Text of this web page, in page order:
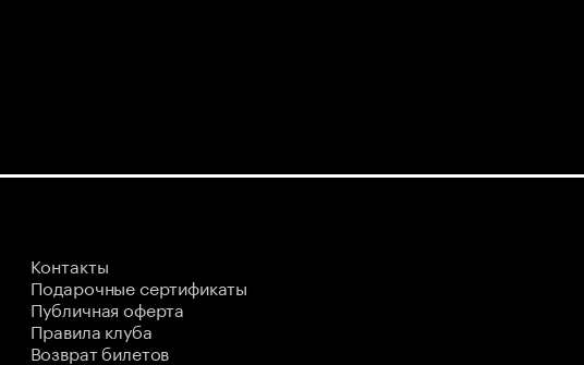
Контакты
Подарочные сертификаты
Публичная оферта
Правила клуба
Возврат билетов